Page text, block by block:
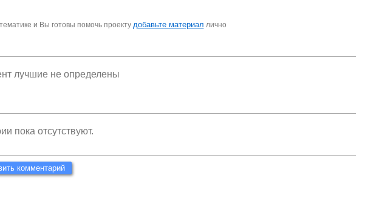
и Вы готовы помочь проекту добавьте материал лично
лучшие не определены
пока отсутствуют.
комментарий